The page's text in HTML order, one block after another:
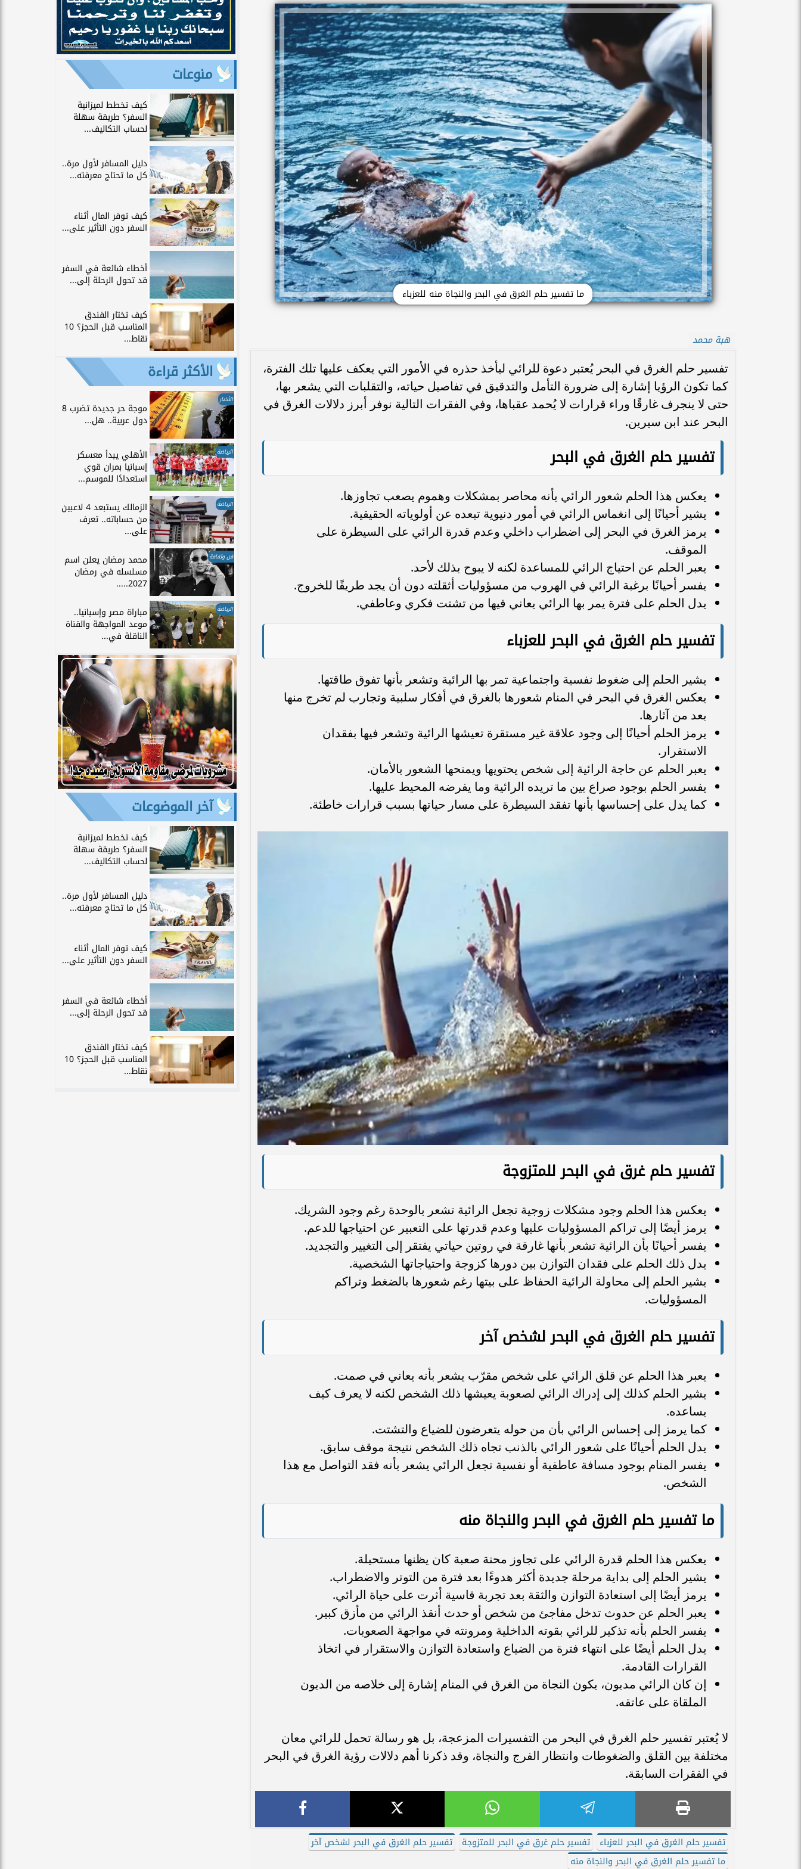
ما تفسير حلم الغرق في البحر والنجاة منه للعزباء
هبة محمد
تفسير حلم الغرق في البحر يُعتبر دعوة للرائي ليأخذ حذره في الأمور التي يعكف عليها تلك الفترة،
كما تكون الرؤيا إشارة إلى ضرورة التأمل والتدقيق في تفاصيل حياته، والتقلبات التي يشعر بها،
حتى لا ينجرف غارقًا وراء قرارات لا يُحمد عقباها، وفي الفقرات التالية نوفر أبرز دلالات الغرق في
البحر عند ابن سيرين.
تفسير حلم الغرق في البحر
يعكس هذا الحلم شعور الرائي بأنه محاصر بمشكلات وهموم يصعب تجاوزها.
يشير أحيانًا إلى انغماس الرائي في أمور دنيوية تبعده عن أولوياته الحقيقية.
يرمز الغرق في البحر إلى اضطراب داخلي وعدم قدرة الرائي على السيطرة على
الموقف.
يعبر الحلم عن احتياج الرائي للمساعدة لكنه لا يبوح بذلك لأحد.
يفسر أحيانًا برغبة الرائي في الهروب من مسؤوليات أثقلته دون أن يجد طريقًا للخروج.
يدل الحلم على فترة يمر بها الرائي يعاني فيها من تشتت فكري وعاطفي.
تفسير حلم الغرق في البحر للعزباء
يشير الحلم إلى ضغوط نفسية واجتماعية تمر بها الرائية وتشعر بأنها تفوق طاقتها.
يعكس الغرق في البحر في المنام شعورها بالغرق في أفكار سلبية وتجارب لم تخرج منها
بعد من آثارها.
يرمز الحلم أحيانًا إلى وجود علاقة غير مستقرة تعيشها الرائية وتشعر فيها بفقدان
الاستقرار.
يعبر الحلم عن حاجة الرائية إلى شخص يحتويها ويمنحها الشعور بالأمان.
يفسر الحلم بوجود صراع بين ما تريده الرائية وما يفرضه المحيط عليها.
كما يدل على إحساسها بأنها تفقد السيطرة على مسار حياتها بسبب قرارات خاطئة.
تفسير حلم غرق في البحر للمتزوجة
يعكس هذا الحلم وجود مشكلات زوجية تجعل الرائية تشعر بالوحدة رغم وجود الشريك.
يرمز أيضًا إلى تراكم المسؤوليات عليها وعدم قدرتها على التعبير عن احتياجها للدعم.
يفسر أحيانًا بأن الرائية تشعر بأنها غارقة في روتين حياتي يفتقر إلى التغيير والتجديد.
يدل ذلك الحلم على فقدان التوازن بين دورها كزوجة واحتياجاتها الشخصية.
يشير الحلم إلى محاولة الرائية الحفاظ على بيتها رغم شعورها بالضغط وتراكم
المسؤوليات.
تفسير حلم الغرق في البحر لشخص آخر
يعبر هذا الحلم عن قلق الرائي على شخص مقرّب يشعر بأنه يعاني في صمت.
يشير الحلم كذلك إلى إدراك الرائي لصعوبة يعيشها ذلك الشخص لكنه لا يعرف كيف
يساعده.
كما يرمز إلى إحساس الرائي بأن من حوله يتعرضون للضياع والتشتت.
يدل الحلم أحيانًا على شعور الرائي بالذنب تجاه ذلك الشخص نتيجة موقف سابق.
يفسر المنام بوجود مسافة عاطفية أو نفسية تجعل الرائي يشعر بأنه فقد التواصل مع هذا
الشخص.
ما تفسير حلم الغرق في البحر والنجاة منه
يعكس هذا الحلم قدرة الرائي على تجاوز محنة صعبة كان يظنها مستحيلة.
يشير الحلم إلى بداية مرحلة جديدة أكثر هدوءًا بعد فترة من التوتر والاضطراب.
يرمز أيضًا إلى استعادة التوازن والثقة بعد تجربة قاسية أثرت على حياة الرائي.
يعبر الحلم عن حدوث تدخل مفاجئ من شخص أو حدث أنقذ الرائي من مأزق كبير.
يفسر الحلم بأنه تذكير للرائي بقوته الداخلية ومرونته في مواجهة الصعوبات.
يدل الحلم أيضًا على انتهاء فترة من الضياع واستعادة التوازن والاستقرار في اتخاذ
القرارات القادمة.
إن كان الرائي مديون، يكون النجاة من الغرق في المنام إشارة إلى خلاصه من الديون
الملقاة على عاتقه.
لا يُعتبر تفسير حلم الغرق في البحر من التفسيرات المزعجة، بل هو رسالة تحمل للرائي معان
مختلفة بين القلق والضغوطات وانتظار الفرج والنجاة، وقد ذكرنا أهم دلالات رؤية الغرق في البحر
في الفقرات السابقة.
تفسير حلم الغرق في البحر للعزباء تفسير حلم غرق في البحر للمتزوجة
تفسير حلم الغرق في البحر لشخص آخر
ما تفسير حلم الغرق في البحر والنجاة منه
منوعات
كيف تخطط لميزانية
السفر؟ طريقة سهلة
لحساب التكاليف...
دليل المسافر لأول مرة..
كل ما تحتاج معرفته...
كيف توفر المال أثناء
السفر دون التأثير على...
أخطاء شائعة في السفر
قد تحول الرحلة إلى...
كيف تختار الفندق
المناسب قبل الحجز؟ 10
نقاط...
الأكثر قراءة
الأخبار
موجة حر جديدة تضرب 8
دول عربية.. هل...
الرياضة الأهلي يبدأ معسكر
إسبانيا بمران قوي
استعدادًا للموسم...
الرياضة الزمالك يستبعد 4 لاعبين
من حساباته.. تعرف
على...
فن وثقافة محمد رمضان يعلن اسم
مسلسله في رمضان
2027.....
الرياضة مباراة مصر وإسبانيا..
موعد المواجهة والقناة
الناقلة في...
آخر الموضوعات
كيف تخطط لميزانية
السفر؟ طريقة سهلة
لحساب التكاليف...
دليل المسافر لأول مرة..
كل ما تحتاج معرفته...
كيف توفر المال أثناء
السفر دون التأثير على...
أخطاء شائعة في السفر
قد تحول الرحلة إلى...
كيف تختار الفندق
المناسب قبل الحجز؟ 10
نقاط...